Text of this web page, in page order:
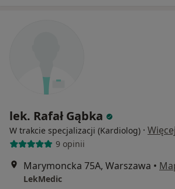
lek. Rafał Gąbka
W trakcie specjalizacji (Kardiolog) · Więcej
9 opinii
Marymoncka 75A, Warszawa •
LekMedic